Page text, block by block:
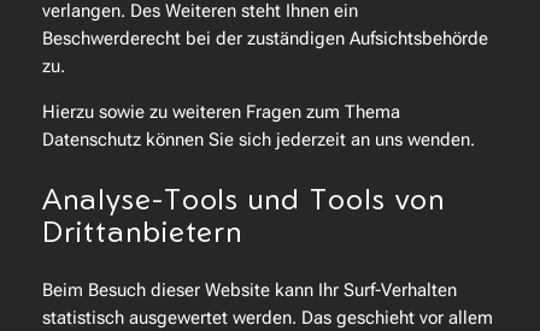
verlangen. Des Weiteren steht Ihnen ein
Beschwerderecht bei der zuständigen Aufsichtsbehörde
zu.
Hierzu sowie zu weiteren Fragen zum Thema
Datenschutz können Sie sich jederzeit an uns wenden.
Analyse-Tools und Tools von
Dritt­anbietern
Beim Besuch dieser Website kann Ihr Surf-Verhalten
statistisch ausgewertet werden. Das geschieht vor allem